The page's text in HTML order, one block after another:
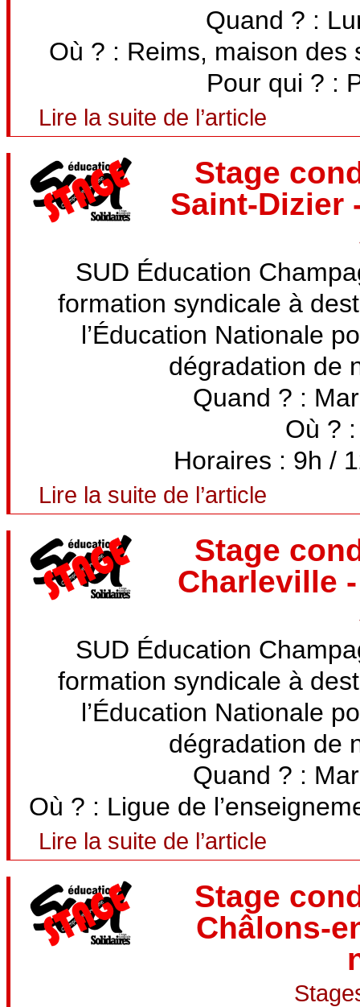
Quand ? :
Où ? : Reims, maison des
Pour qui ? :
Lire la suite de l’article
Stage
Saint-Dizier
SUD Éducation
formation syndicale à
l’Éducation Nationale
dégradation de
Quand ? :
Où ?
Horaires : 9h /
Lire la suite de l’article
Stage
Charleville
SUD Éducation
formation syndicale à
l’Éducation Nationale
dégradation de
Quand ? :
Où ? : Ligue de
Lire la suite de l’article
Stage
Châlons-